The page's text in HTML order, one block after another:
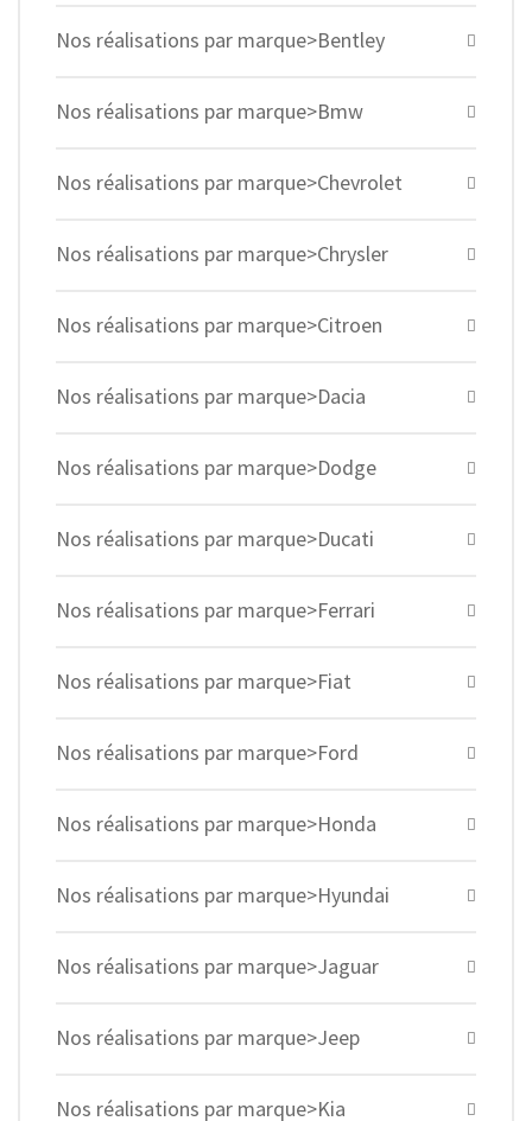
Nos réalisations par marque>Bentley
Nos réalisations par marque>Bmw
Nos réalisations par marque>Chevrolet
Nos réalisations par marque>Chrysler
Nos réalisations par marque>Citroen
Nos réalisations par marque>Dacia
Nos réalisations par marque>Dodge
Nos réalisations par marque>Ducati
Nos réalisations par marque>Ferrari
Nos réalisations par marque>Fiat
Nos réalisations par marque>Ford
Nos réalisations par marque>Honda
Nos réalisations par marque>Hyundai
Nos réalisations par marque>Jaguar
Nos réalisations par marque>Jeep
Nos réalisations par marque>Kia